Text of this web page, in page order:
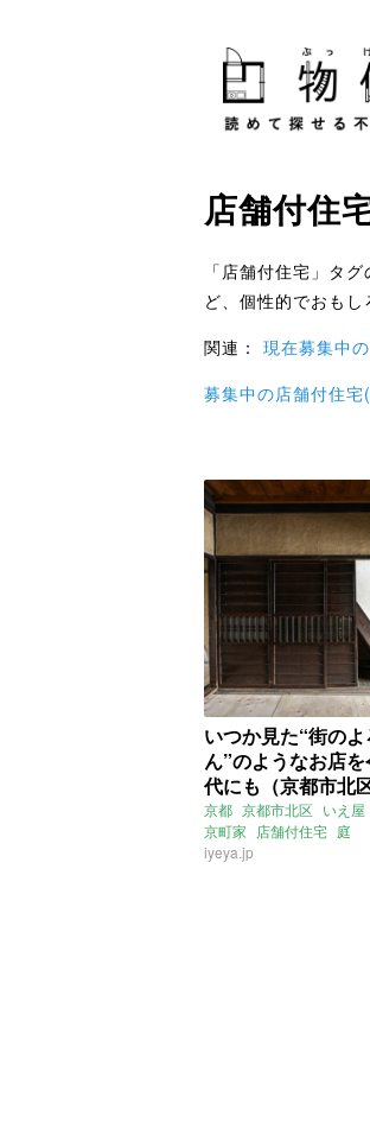
店舗付住
「店舗付住宅」タ
ど、個性的でおもし
関連： 現在募集中
募集中の店舗付住宅
いつか見た“街の
ん”のようなお店
代にも（京都市北
売買物件）
京都 京都市北区 いえ屋
京町家
店舗付住宅 庭
リノベーション
iyeya.jp